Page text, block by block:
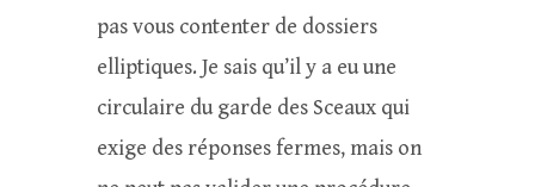
pas vous contenter de dossiers
elliptiques. Je sais qu’il y a eu une
circulaire du garde des Sceaux qui
exige des réponses fermes, mais on